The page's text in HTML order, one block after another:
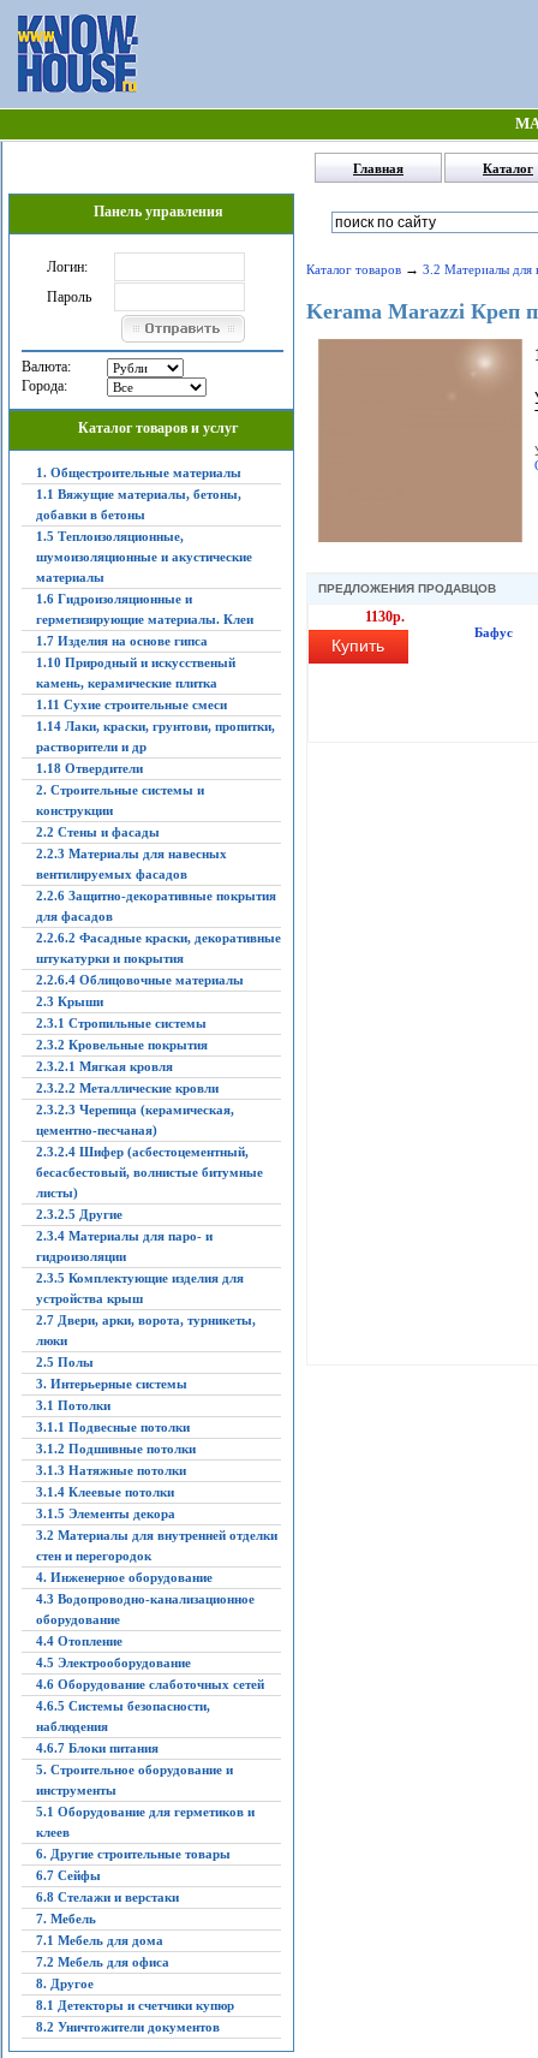
Главная Каталог
Панель управления
Логин:
Пароль
Валюта:
Города:
Каталог товаров и услуг
1. Общестроительные материалы
1.1 Вяжущие материалы, бетоны,
добавки в бетоны
1.5 Теплоизоляционные,
шумоизоляционные и акустические
материалы
1.6 Гидроизоляционные и
герметизирующие материалы. Клеи
1.7 Изделия на основе гипса
1.10 Природный и искусственый
камень, керамические плитка
1.11 Сухие строительные смеси
1.14 Лаки, краски, грунтови, пропитки,
растворители и др
1.18 Отвердители
2. Строительные системы и
конструкции
2.2 Стены и фасады
2.2.3 Материалы для навесных
вентилируемых фасадов
2.2.6 Защитно-декоративные покрытия
для фасадов
2.2.6.2 Фасадные краски, декоративные
штукатурки и покрытия
2.2.6.4 Облицовочные материалы
2.3 Крыши
2.3.1 Стропильные системы
2.3.2 Кровельные покрытия
2.3.2.1 Мягкая кровля
2.3.2.2 Металлические кровли
2.3.2.3 Черепица (керамическая,
цементно-песчаная)
2.3.2.4 Шифер (асбестоцементный,
бесасбестовый, волнистые битумные
листы)
2.3.2.5 Другие
2.3.4 Материалы для паро- и
гидроизоляции
2.3.5 Комплектующие изделия для
устройства крыш
2.7 Двери, арки, ворота, турникеты,
люки
2.5 Полы
3. Интерьерные системы
3.1 Потолки
3.1.1 Подвесные потолки
3.1.2 Подшивные потолки
3.1.3 Натяжные потолки
3.1.4 Клеевые потолки
3.1.5 Элементы декора
3.2 Материалы для внутренней отделки
стен и перегородок
4. Инженерное оборудование
4.3 Водопроводно-канализационное
оборудование
4.4 Отопление
4.5 Электрооборудование
4.6 Оборудование слаботочных сетей
4.6.5 Системы безопасности,
наблюдения
4.6.7 Блоки питания
5. Строительное оборудование и
инструменты
5.1 Оборудование для герметиков и
клеев
6. Другие строительные товары
6.7 Сейфы
6.8 Стелажи и верстаки
7. Мебель
7.1 Мебель для дома
7.2 Мебель для офиса
8. Другое
8.1 Детекторы и счетчики купюр
8.2 Уничтожители документов
Каталог товаров→ 3.2 Материалы для
Kerama Marazzi Креп
ПРЕДЛОЖЕНИЯ ПРОДАВЦОВ
1130р.
Купить
Бафус